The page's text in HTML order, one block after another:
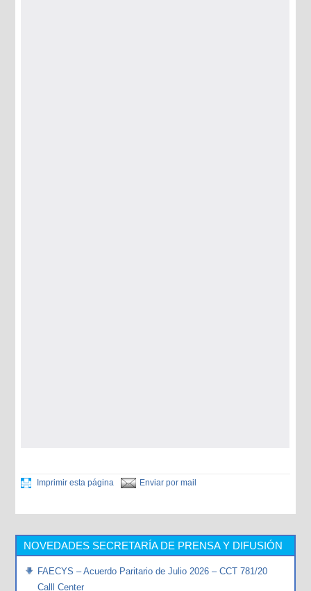
Imprimir esta página Enviar por mail
NOVEDADES SECRETARÍA DE PRENSA Y DIFUSIÓN
FAECYS – Acuerdo Paritario de Julio 2026 – CCT 781/20
Calll Center